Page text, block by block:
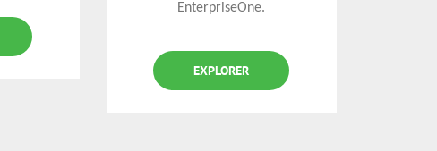
EnterpriseOne.
EXPLORER